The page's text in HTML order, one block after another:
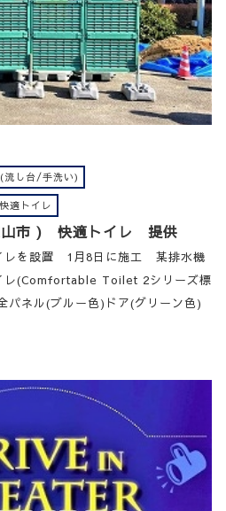
流し台/手洗い)
適トイレ
市 ) 快適トイレ 提供
レを設置 1月8日に施工 某排水機
レ(Comfortable Toilet 2シリーズ標
ネル(ブルー色)ドア(グリーン色)